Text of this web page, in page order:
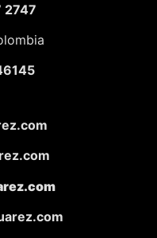
2747